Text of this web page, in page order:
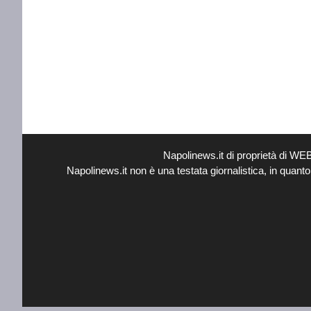
Napolinews.it di proprietà di
Napolinews.it non è una testata giornalistica, in